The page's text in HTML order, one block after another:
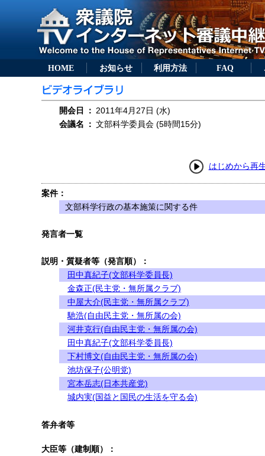
HOME お知らせ 利用方法 FAQ
開会日 ： 2011年4月27日 (水)
会議名
： 文部科学委員会 (5時間15分)
はじめから再
案件：
文部科学行政の基本施策に関する件
発言者一覧
説明・質疑者等（発言順）：
田中真紀子(文部科学委員長)
金森正(民主党・無所属クラブ)
中屋大介(民主党・無所属クラブ)
馳浩(自由民主党・無所属の会)
河井克行(自由民主党・無所属の会)
田中真紀子(文部科学委員長)
下村博文(自由民主党・無所属の会)
池坊保子(公明党)
宮本岳志(日本共産党)
城内実(国益と国民の生活を守る会)
答弁者等
大臣等（建制順）：